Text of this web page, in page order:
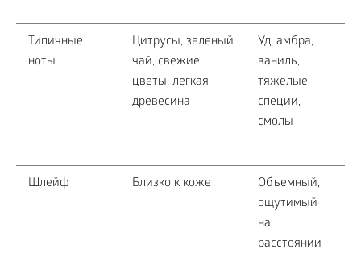
Типичные
ноты
Цитрусы, зеленый
чай, свежие
цветы, легкая
древесина
Уд, амбра,
ваниль,
тяжелые
специи,
смолы
Шлейф Близко к коже
Объемный,
ощутимый
на
расстоянии